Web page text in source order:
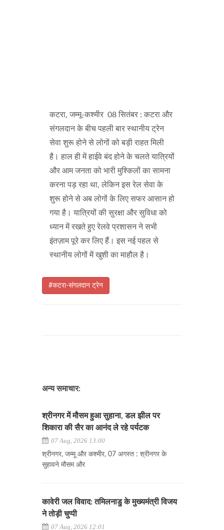
कटरा, जम्मू-कश्मीर 08 सितंबर : कटरा और
संगलदान के बीच पहली बार स्थानीय ट्रेन
सेवा शुरू होने से लोगों को बड़ी राहत मिली
है। हाल ही में हाईवे बंद होने के चलते यात्रियों
और आम जनता को भारी मुश्किलों का सामना
करना पड़ रहा था, लेकिन इस रेल सेवा के
शुरू होने से अब लोगों के लिए सफर आसान हो
गया है। यात्रियों की सुरक्षा और सुविधा को
ध्यान में रखते हुए रेलवे प्रशासन ने सभी
इंतज़ाम पूरे कर लिए हैं। इस नई पहल से
स्थानीय लोगों में खुशी का माहौल है।
#कटरा-संगलदान ट्रेन
अन्य समाचार:
श्रीनगर में मौसम हुआ सुहाना, डल झील पर
शिकारा की सैर का आनंद ले रहे पर्यटक
07 Aug, 2026 13:00
श्रीनगर, जम्मू और कश्मीर, 07 अगस्त : श्रीनगर के
सुहावने मौसम और
कावेरी जल विवाद: तमिलनाडु के मुख्यमंत्री विजय
ने तोड़ी चुप्पी
07 Aug, 2026 12:01